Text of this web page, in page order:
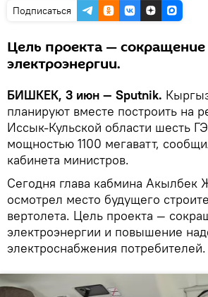
Подписаться
Цель проекта —
электроэнергии.
БИШКЕК, 3 июн — Sputnik.
планируют вместе построить на
Иссык-Кульской области шесть
мощностью 1100 мегаватт,
кабинета министров.
Сегодня глава кабмина Акылбек
осмотрел место будущего
вертолета. Цель проекта —
электроэнергии и повышение
электроснабжения потребителей.